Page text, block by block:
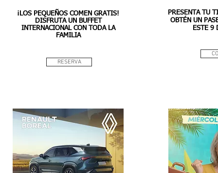
¡LOS PEQUEÑOS COMEN GRATIS!
DISFRUTA UN BUFFET
INTERNACIONAL CON TODA LA
FAMILIA
RESERVA
PRESENTA TU
OBTÉN UN
ESTE 9